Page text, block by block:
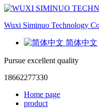
Wuxi Siminuo Technology
简体中文
Pursue excellent quality
18662277330
Home page
product